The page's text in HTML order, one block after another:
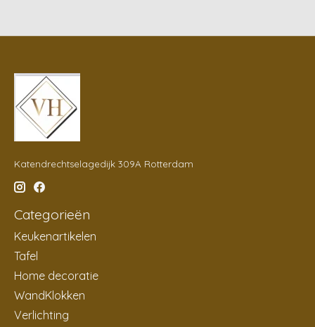
Katendrechtselagedijk 309A Rotterdam
Categorieën
Keukenartikelen
Tafel
Home decoratie
WandKlokken
Verlichting